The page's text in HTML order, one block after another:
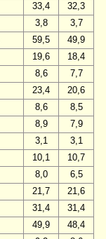
33,4
32,3
3,8
3,7
59,5
49,9
19,6
18,4
8,6
7,7
23,4
20,6
8,6
8,5
8,9
7,9
3,1
3,1
10,1
10,7
8,0
6,5
21,7
21,6
31,4
31,4
49,9
48,4